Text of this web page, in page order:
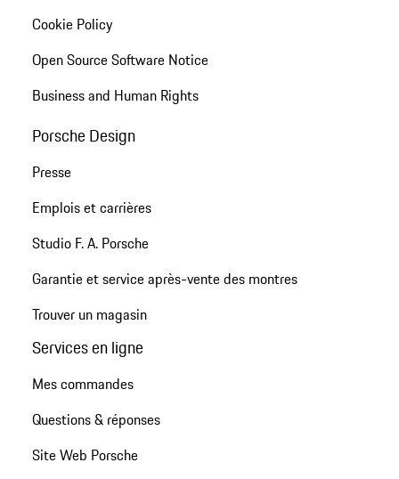
Cookie Policy
Open Source Software Notice
Business and Human Rights
Porsche Design
Presse
Emplois et carrières
Studio F. A. Porsche
Garantie et service après-vente des montres
Trouver un magasin
Services en ligne
Mes commandes
Questions & réponses
Site Web Porsche